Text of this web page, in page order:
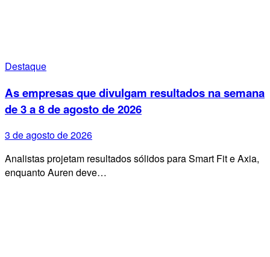
Destaque
As empresas que divulgam resultados na semana
de 3 a 8 de agosto de 2026
3 de agosto de 2026
Analistas projetam resultados sólidos para Smart Fit e Axia,
enquanto Auren deve…